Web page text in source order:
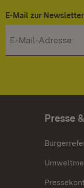
E-Mail zur
Presse